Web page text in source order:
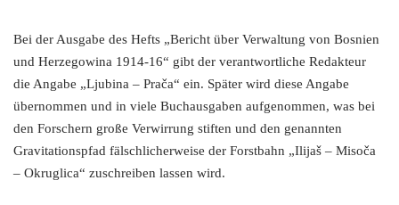
Bei der Ausgabe des Hefts „Bericht über Verwaltung von Bosnien
und Herzegowina 1914-16“ gibt der verantwortliche Redakteur
die Angabe „Ljubina – Prača“ ein. Später wird diese Angabe
übernommen und in viele Buchausgaben aufgenommen, was bei
den Forschern große Verwirrung stiften und den genannten
Gravitationspfad fälschlicherweise der Forstbahn „Ilijaš – Misoča
– Okruglica“ zuschreiben lassen wird.